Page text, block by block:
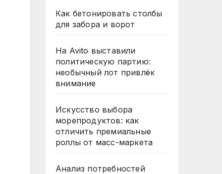
Как бетонировать столбы
для забора и ворот
На Avito выставили
политическую партию:
необычный лот привлёк
внимание
Искусство выбора
морепродуктов: как
отличить премиальные
роллы от масс-маркета
Анализ потребностей